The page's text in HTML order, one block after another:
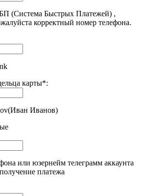
(Система Быстрых Платежей) ,
корректный номер телефона.
карты*:
Иванов)
или юзернейм телеграмм аккаунта
платежа